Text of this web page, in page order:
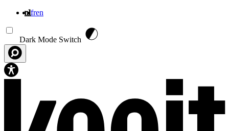
nlfren
Dark Mode Switch